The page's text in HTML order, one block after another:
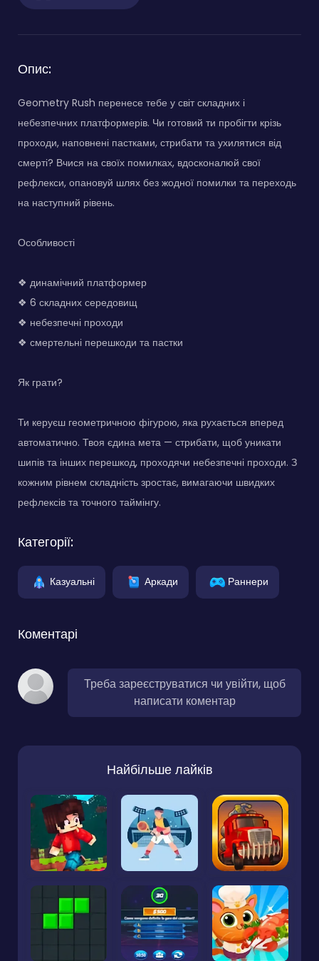
Опис:
Geometry Rush перенесе тебе у світ складних і
небезпечних платформерів. Чи готовий ти пробігти крізь
проходи, наповнені пастками, стрибати та ухилятися від
смерті? Вчися на своїх помилках, вдосконалюй свої
рефлекси, опановуй шлях без жодної помилки та переходь
на наступний рівень.
Особливості
❖ динамічний платформер
❖ 6 складних середовищ
❖ небезпечні проходи
❖ смертельні перешкоди та пастки
Як грати?
Ти керуєш геометричною фігурою, яка рухається вперед
автоматично. Твоя єдина мета — стрибати, щоб уникати
шипів та інших перешкод, проходячи небезпечні проходи. З
кожним рівнем складність зростає, вимагаючи швидких
рефлексів та точного таймінгу.
Категорії:
Казуальні Аркади Раннери
Коментарі
Треба зареєструватися чи увійти, щоб
написати коментар
Найбільше лайків